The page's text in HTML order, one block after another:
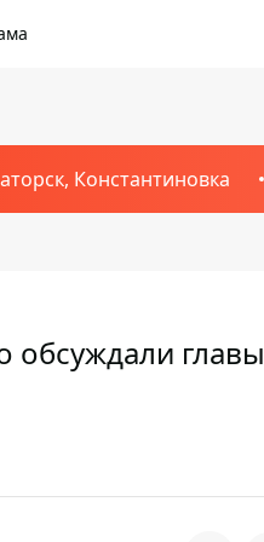
Константиновка
обсуждали главы